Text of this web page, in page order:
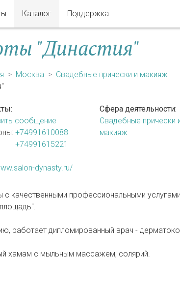
Каталог Поддержка
"Династия"
Москва
Свадебные прически и макияж
сообщение
+74991610088
+74991615221
dynasty.ru/
Сфера деятельности:
Свадебные прически
макияж
качественными профессиональными
работает дипломированный врач -
хамам с мыльным массажем, солярий.